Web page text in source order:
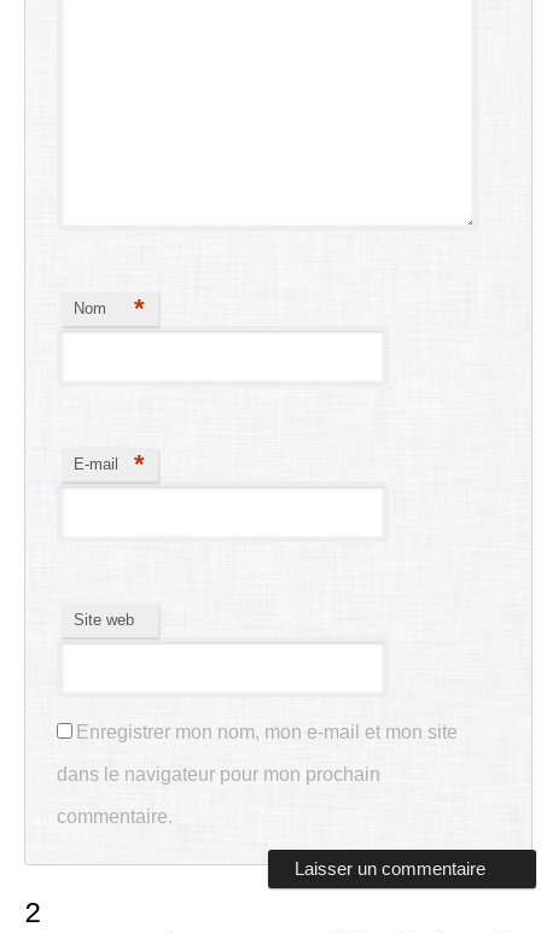
Nom *
E-mail *
Site web
Enregistrer mon nom, mon e-mail et mon site
dans le navigateur pour mon prochain
commentaire.
2